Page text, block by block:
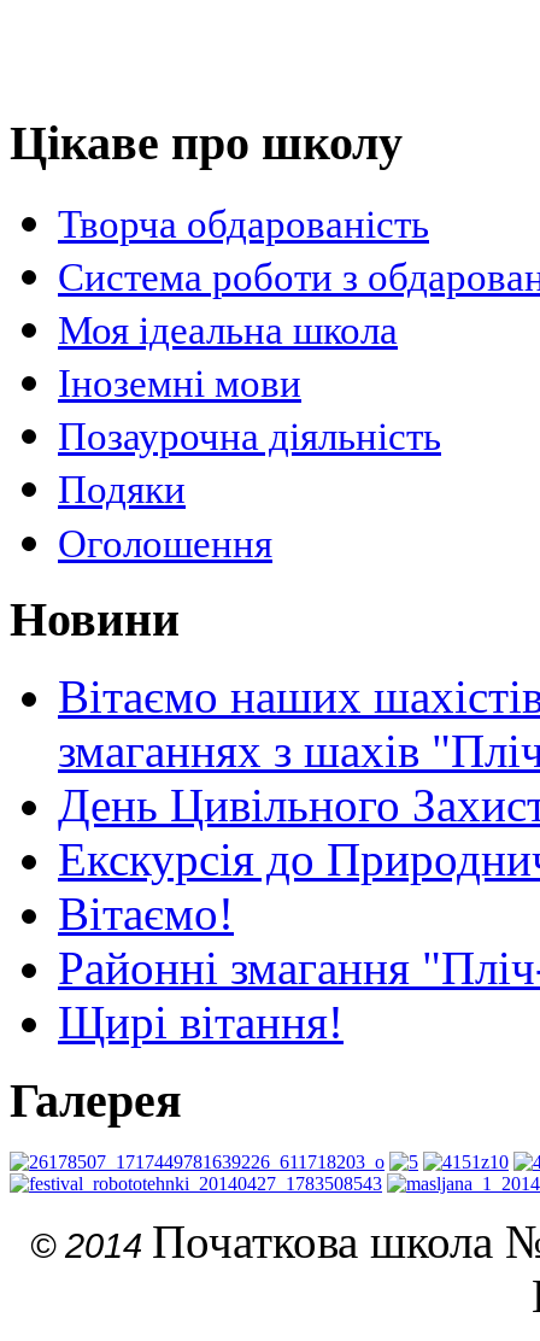
Цікаве про школу
Творча обдарованість
Система роботи з
Моя ідеальна школа
Іноземні мови
Позаурочна діяльність
Подяки
Оголошення
Новини
Вітаємо наших
змаганнях з шахів
День Цивільного
Екскурсія до
Вітаємо!
Районні змагання
Щирі вітання!
Галерея
© 2014 Початкова школа